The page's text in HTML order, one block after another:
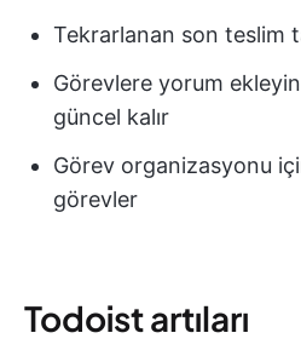
Tekrarlanan son teslim
Görevlere yorum
güncel kalır
Görev organizasyonu
görevler
Todoist artıları